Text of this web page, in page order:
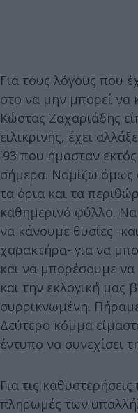
Για τους λόγους που
στο να μην μπορεί να
Κώστας Ζαχαριάδης
ειλικρινής, έχει
'93 που ήμασταν εκτός
σήμερα. Νομίζω όμως
τα όρια και τα
καθημερινό φύλλο. Να
να κάνουμε θυσίες -
χαρακτήρα- για να
και να μπορέσουμε
και την εκλογική μας
συρρικνωμένη.
Δεύτερο κόμμα
έντυπο να συνεχίσει
Για τις
πληρωμές των